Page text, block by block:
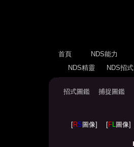
首頁 NDS能力
NDS精靈
NDS招式
招式圖鑑 捕捉圖鑑
[RS 圖像] [FL圖像]